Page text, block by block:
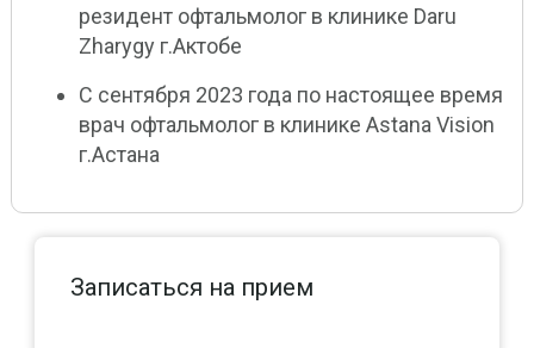
резидент офтальмолог в клинике Daru
Zharygy г.Актобе
С сентября 2023 года по настоящее время
врач офтальмолог в клинике Astana Vision
г.Астана
Записаться на прием